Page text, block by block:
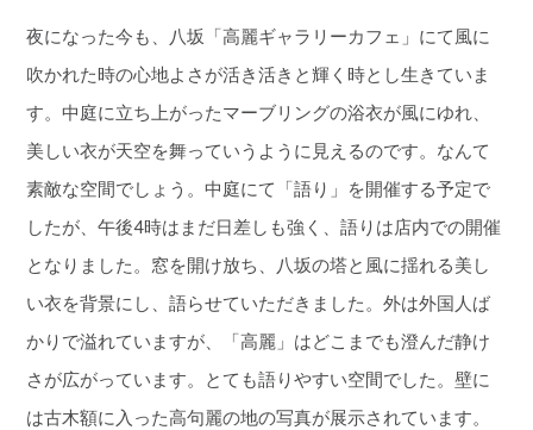
夜になった今も、八坂「高麗ギャラリーカフェ」にて風に
吹かれた時の心地よさが活き活きと輝く時とし生きていま
す。中庭に立ち上がったマーブリングの浴衣が風にゆれ、
美しい衣が天空を舞っていうように見えるのです。なんて
素敵な空間でしょう。中庭にて「語り」を開催する予定で
したが、午後4時はまだ日差しも強く、語りは店内での開催
となりました。窓を開け放ち、八坂の塔と風に揺れる美し
い衣を背景にし、語らせていただきました。外は外国人ば
かりで溢れていますが、「高麗」はどこまでも澄んだ静け
さが広がっています。とても語りやすい空間でした。壁に
は古木額に入った高句麗の地の写真が展示されています。